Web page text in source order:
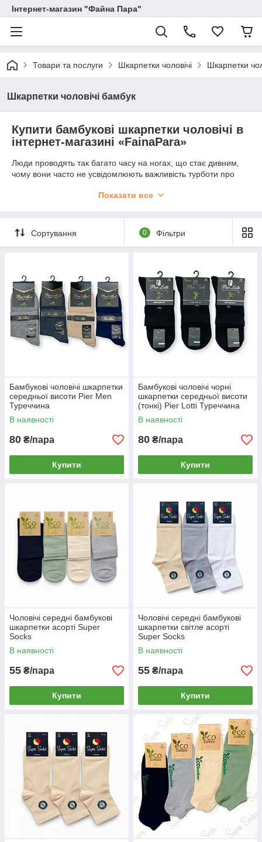
Інтернет-магазин "Файна Пара"
Товари та послуги Шкарпетки чоловічі Шкарпетки
Шкарпетки чоловічі бамбук
Купити бамбукові шкарпетки чоловічі в
інтернет-магазині «FainaPara»
Люди проводять так багато часу на ногах, що стає дивним,
чому вони часто не усвідомлюють важливість турботи про
як і до будь-якої іншої частини тіла? Причому один з
трохи відчути «смак розкоші» – купити бамбукові шкарпетки
чоловічі з органічних матеріалів.
Показати все
Сортування 0 Фільтри
Бамбукові чоловічі шкарпетки
середньої висоти Pier Men
Туреччина
В наявності
80 ₴/пара
Купити
Бамбукові чоловічі чорні
шкарпетки середньої висоти
(тонкі) Pier Lotti Туреччина
В наявності
80 ₴/пара
Купити
Чоловічі середні бамбукові
шкарпетки асорті Super
Socks
В наявності
55 ₴/пара
Купити
Чоловічі середні бамбукові
шкарпетки світле асорті
Super Socks
В наявності
55 ₴/пара
Купити